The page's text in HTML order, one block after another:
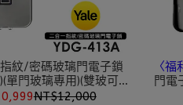
紋/密碼玻璃門電子鎖
單門玻璃專用)(雙玻可加
件)(附基本安裝)
NT$12,000
〈
門電